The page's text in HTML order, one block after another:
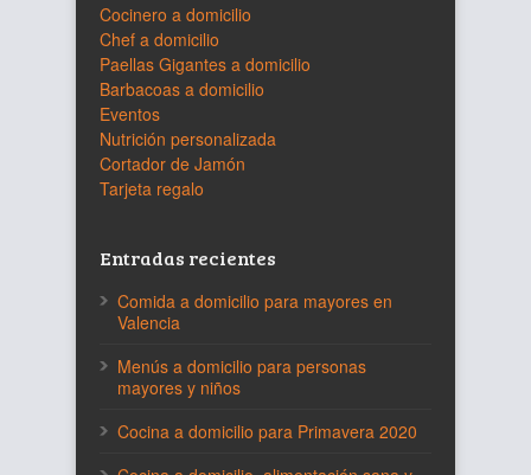
Cocinero a domicilio
Chef a domicilio
Paellas Gigantes a domicilio
Barbacoas a domicilio
Eventos
Nutrición personalizada
Cortador de Jamón
Tarjeta regalo
Entradas recientes
Comida a domicilio para mayores en
Valencia
Menús a domicilio para personas
mayores y niños
Cocina a domicilio para Primavera 2020